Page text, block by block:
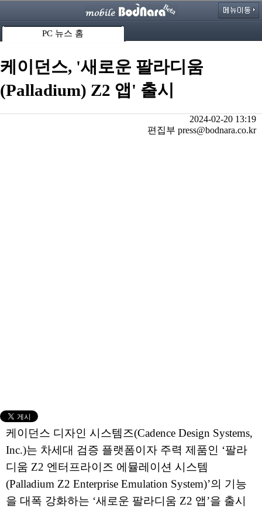
PC 뉴스 홈
케이던스, '새로운 팔라디움
(Palladium) Z2 앱' 출시
2024-02-20 13:19
편집부 press@bodnara.co.kr
케이던스 디자인 시스템즈(Cadence Design Systems,
Inc.)는 차세대 검증 플랫폼이자 주력 제품인 ‘팔라
디움 Z2 엔터프라이즈 에뮬레이션 시스템
(Palladium Z2 Enterprise Emulation System)’의 기능
을 대폭 강화하는 ‘새로운 팔라디움 Z2 앱’을 출시